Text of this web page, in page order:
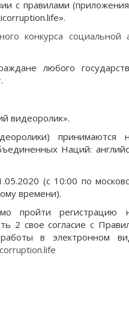
с правилами
конкурса социальной
любого
видеоролик».
принимаются
Наций:
(с 10:00 по
времени).
пройти регистрацию
2 свое согласие с
в электронном